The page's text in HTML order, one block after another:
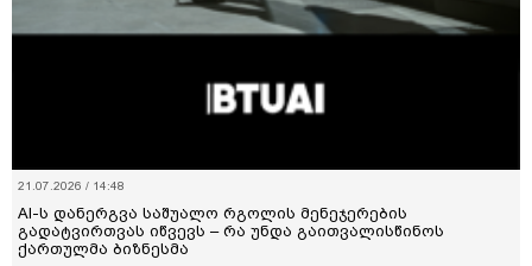
21.07.2026 / 14:48
AI-ს დანერგვა საშუალო რგოლის მენეჯერების
გადატვირთვას იწვევს – რა უნდა გაითვალისწინოს
ქართულმა ბიზნესმა